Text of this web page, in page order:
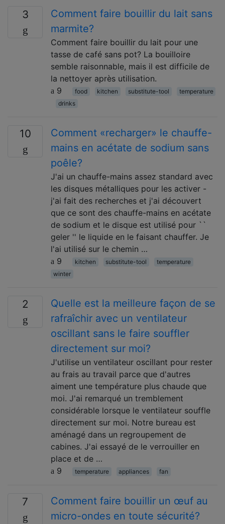
3
Comment faire bouillir du lait sans
marmite?
Comment faire bouillir du lait pour une
tasse de café sans pot? La bouilloire
semble raisonnable, mais il est difficile de
la nettoyer après utilisation.
9
food kitchen substitute-tool
temperature
drinks
10
Comment «recharger» le chauffe-
mains en acétate de sodium sans
poêle?
J'ai un chauffe-mains assez standard avec
les disques métalliques pour les activer -
j'ai fait des recherches et j'ai découvert
que ce sont des chauffe-mains en acétate
de sodium et le disque est utilisé pour ``
geler '' le liquide en le faisant chauffer. Je
l'ai utilisé sur le chemin …
9
kitchen substitute-tool
temperature
winter
2
Quelle est la meilleure façon de se
rafraîchir avec un ventilateur
oscillant sans le faire souffler
directement sur moi?
J'utilise un ventilateur oscillant pour rester
au frais au travail parce que d'autres
aiment une température plus chaude que
moi. J'ai remarqué un tremblement
considérable lorsque le ventilateur souffle
directement sur moi. Notre bureau est
aménagé dans un regroupement de
cabines. J'ai essayé de le verrouiller en
place et de …
9
temperature appliances fan
7
Comment faire bouillir un œuf au
micro-ondes en toute sécurité?